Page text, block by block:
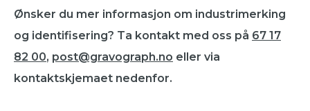
Ønsker du mer informasjon om industrimerking
og identifisering? Ta kontakt med oss på 67 17
82 00, post@gravograph.no eller via
kontaktskjemaet nedenfor.